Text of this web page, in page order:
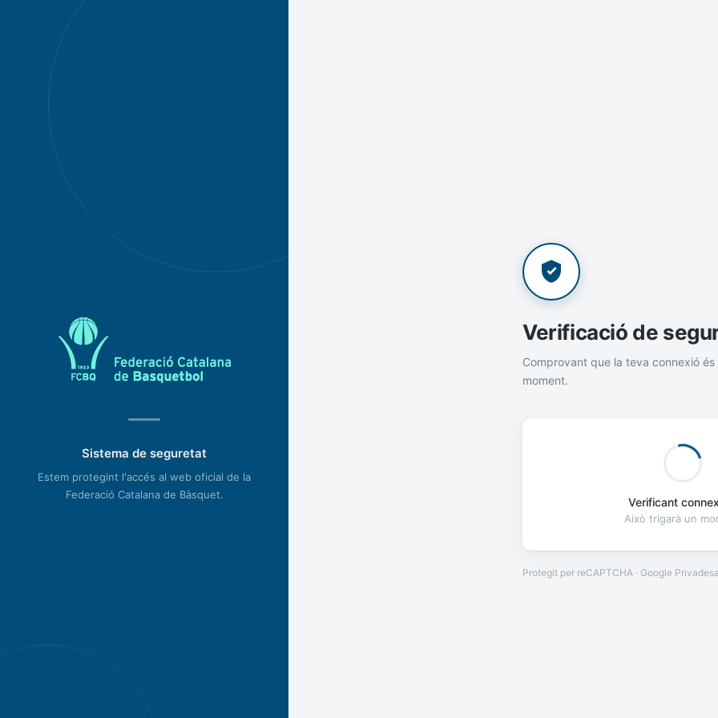
Sistema de seguretat
Estem protegint l'accés al web oficial de la
Federació Catalana de Bàsquet.
Verificació de
Comprovant que la teva connexió és
moment.
Verificant
Això trigarà un
Protegit per reCAPTCHA · Google Privadesa